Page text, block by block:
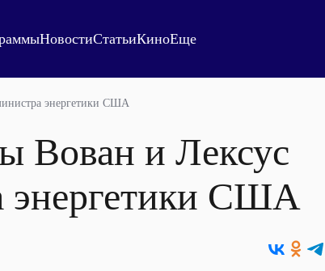
НовостиСтатьиКиноЕще
энергетики США
Вован и Лексус
энергетики США